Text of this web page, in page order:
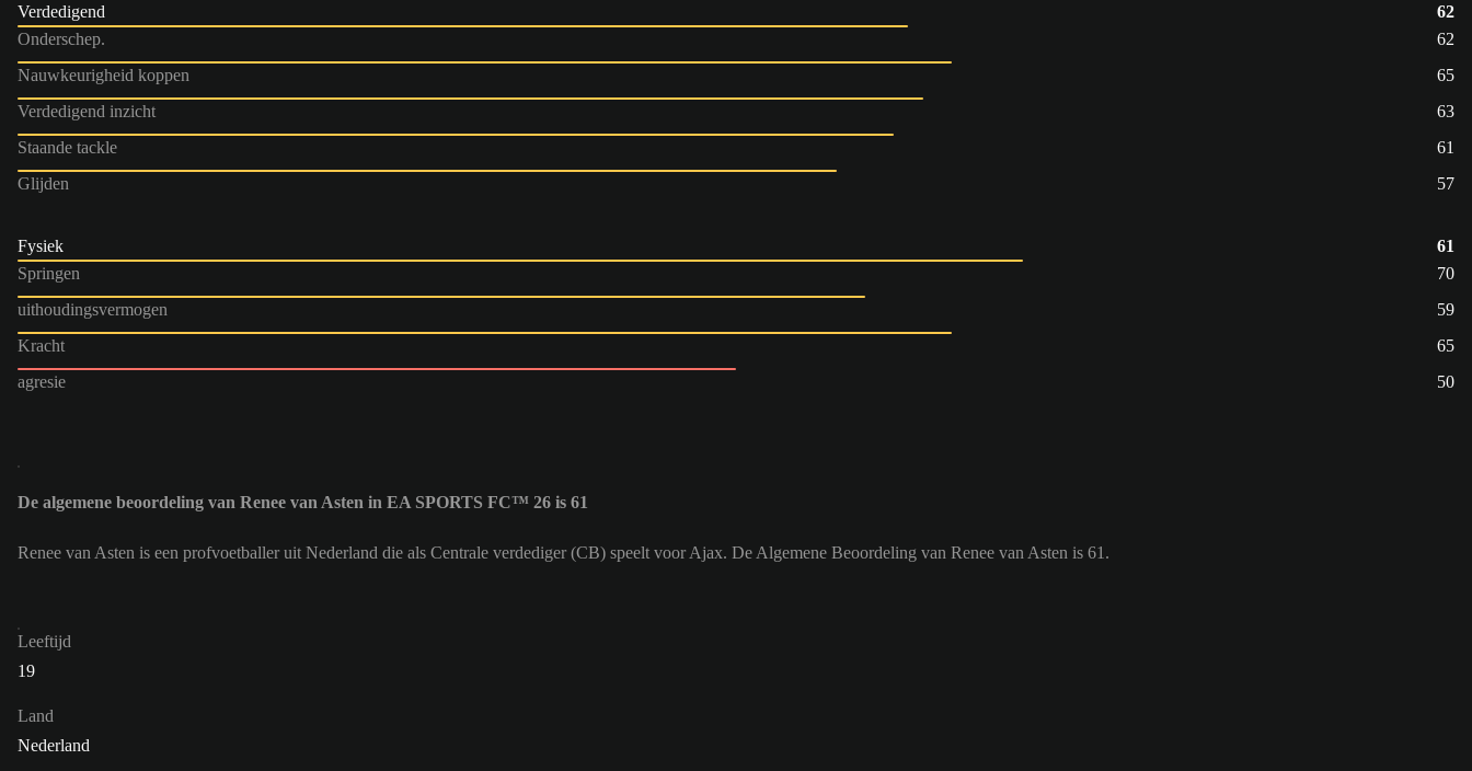
Verdedigend
62
Onderschep.
62
Nauwkeurigheid koppen
65
Verdedigend inzicht
63
Staande tackle
61
Glijden
57
Fysiek
61
Springen
70
uithoudingsvermogen
59
Kracht
65
agresie
50
De algemene beoordeling van Renee van Asten in EA SPORTS FC™ 26 is 61
Renee van Asten is een profvoetballer uit Nederland die als Centrale verdediger (CB) speelt voor Ajax. De Algemene Beoordeling van Renee van Asten is 61.
Leeftijd
19
Land
Nederland